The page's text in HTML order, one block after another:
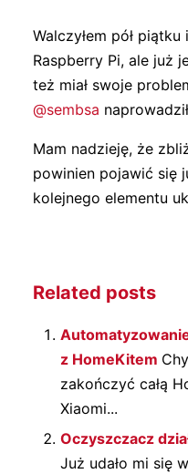
Walczyłem pół
Raspberry Pi, ale już
też miał swoje
@sembsa
Mam nadzieję, że
powinien pojawić się
kolejnego elementu
Related posts
z HomeKitem
zakończyć całą
Xiaomi...
Oczyszczacz
Już udało mi się